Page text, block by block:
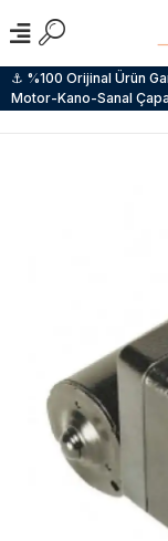
⚓ %100 Orijinal Ürün
Motor-Kano-Sanal